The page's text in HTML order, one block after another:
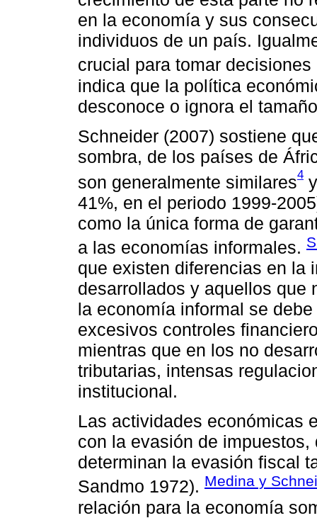
en la economía y sus
individuos de un país.
crucial para tomar
indica que la política
desconoce o ignora el
Schneider (2007) sostiene
sombra, de los países de
son generalmente similares4
41%, en el periodo 1999-
como la única forma de
a las economías informales.
que existen diferencias en la
desarrollados y aquellos que
la economía informal se
excesivos controles
mientras que en los no
tributarias, intensas
institucional.
Las actividades económicas
con la evasión de
determinan la evasión fiscal
Sandmo 1972). Medina y
relación para la economía